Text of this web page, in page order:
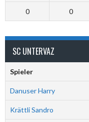
0 0
SC UNTERVAZ
Spieler
Danuser Harry
Krättli Sandro